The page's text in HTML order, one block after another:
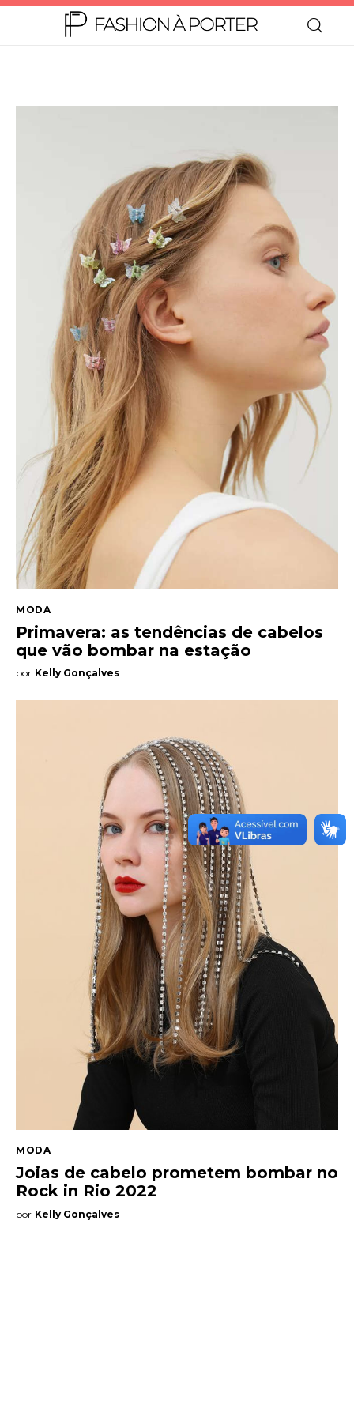
Negócios
Comportamento
Lifestyle
Entrevista
Web stories
Quem somos
Contato
MODA
Primavera: as tendências de cabelos
que vão bombar na estação
por Kelly Gonçalves
MODA
Joias de cabelo prometem bombar no
Rock in Rio 2022
por Kelly Gonçalves